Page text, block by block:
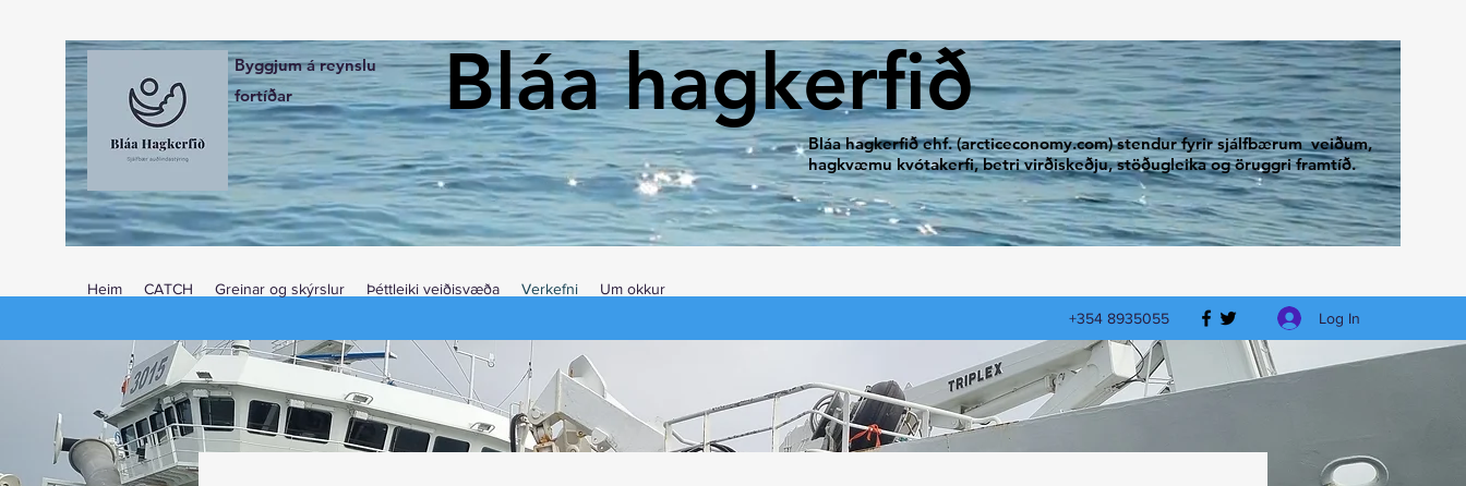
Byggjum á reynslu
fortíðar
Bláa hagkerfið ehf. (arcticeconomy.com) stendur fyrir sjálfbærum veiðum,
hagkvæmu kvótakerfi, betri virðiskeðju, stöðugleika og öruggri framtíð.
Bláa hagkerfið
Heim CATCH Greinar og skýrslur Þéttleiki veiðisvæða Verkefni
Um okkur
+354 8935055
Log In